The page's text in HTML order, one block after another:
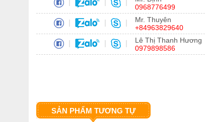
| | |
0968776499
| | |
Mr. Thuyên
+84963829640
| | |
Lê Thị Thanh Hương
0979898586
SẢN PHẨM TƯƠNG TỰ